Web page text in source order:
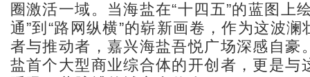
圈激活一域。当海盐在“十四五”的蓝图上
通”到“路网纵横”的崭新画卷，作为这波
者与推动者，嘉兴海盐吾悦广场深感自豪
盐首个大型商业综合体的开创者，更是与